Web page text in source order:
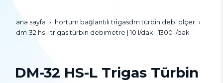
ana sayfa
hortum bağlantılı tri̇gasdm türbin debi ölçer
dm-32 hs-l trigas türbin debimetre | 10 l/dak - 1300 l/dak
DM-32 HS-L Trigas Türbin